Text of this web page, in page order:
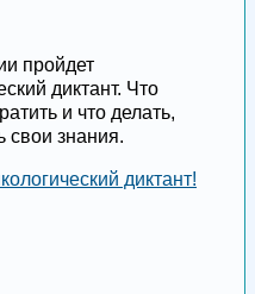
пройдет
диктант. Что
и что делать,
свои знания.
диктант!